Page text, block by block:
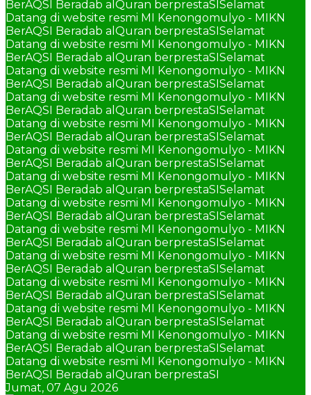
BerAQSI Beradab alQuran berprestaSISelamat
Datang di website resmi MI Kenongomulyo - MIKN
BerAQSI Beradab alQuran berprestaSISelamat
Datang di website resmi MI Kenongomulyo - MIKN
BerAQSI Beradab alQuran berprestaSISelamat
Datang di website resmi MI Kenongomulyo - MIKN
BerAQSI Beradab alQuran berprestaSISelamat
Datang di website resmi MI Kenongomulyo - MIKN
BerAQSI Beradab alQuran berprestaSISelamat
Datang di website resmi MI Kenongomulyo - MIKN
BerAQSI Beradab alQuran berprestaSISelamat
Datang di website resmi MI Kenongomulyo - MIKN
BerAQSI Beradab alQuran berprestaSISelamat
Datang di website resmi MI Kenongomulyo - MIKN
BerAQSI Beradab alQuran berprestaSISelamat
Datang di website resmi MI Kenongomulyo - MIKN
BerAQSI Beradab alQuran berprestaSISelamat
Datang di website resmi MI Kenongomulyo - MIKN
BerAQSI Beradab alQuran berprestaSISelamat
Datang di website resmi MI Kenongomulyo - MIKN
BerAQSI Beradab alQuran berprestaSISelamat
Datang di website resmi MI Kenongomulyo - MIKN
BerAQSI Beradab alQuran berprestaSISelamat
Datang di website resmi MI Kenongomulyo - MIKN
BerAQSI Beradab alQuran berprestaSISelamat
Datang di website resmi MI Kenongomulyo - MIKN
BerAQSI Beradab alQuran berprestaSISelamat
Datang di website resmi MI Kenongomulyo - MIKN
BerAQSI Beradab alQuran berprestaSI
Jumat, 07 Agu 2026